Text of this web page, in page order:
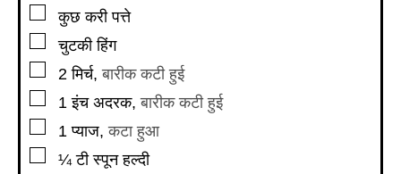
▢
कुछ करी पत्ते
▢
चुटकी हिंग
▢
2 मिर्च,बारीक कटी हुई
▢
1 इंच अदरक,बारीक कटी हुई
▢
1 प्याज,कटा हुआ
▢
¼ टी स्पूनहल्दी